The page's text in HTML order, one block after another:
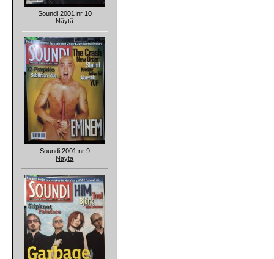
Soundi 2001 nr 10
Näytä
Soundi 2001 nr 9
Näytä